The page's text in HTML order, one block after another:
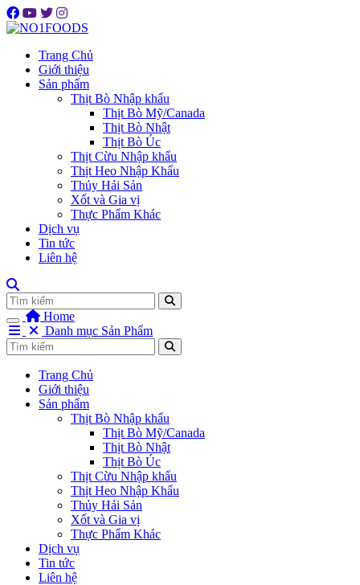
Trang Chủ
Giới thiệu
Sản phẩm
Thịt Bò Nhập khẩu
Thịt Bò Mỹ/Canada
Thịt Bò Nhật
Thịt Bò Úc
Thịt Cừu Nhập khẩu
Thịt Heo Nhập Khẩu
Thủy Hải Sản
Xốt và Gia vị
Thực Phẩm Khác
Dịch vụ
Tin tức
Liên hệ
Home
Danh mục Sản Phẩm
Trang Chủ
Giới thiệu
Sản phẩm
Thịt Bò Nhập khẩu
Thịt Bò Mỹ/Canada
Thịt Bò Nhật
Thịt Bò Úc
Thịt Cừu Nhập khẩu
Thịt Heo Nhập Khẩu
Thủy Hải Sản
Xốt và Gia vị
Thực Phẩm Khác
Dịch vụ
Tin tức
Liên hệ